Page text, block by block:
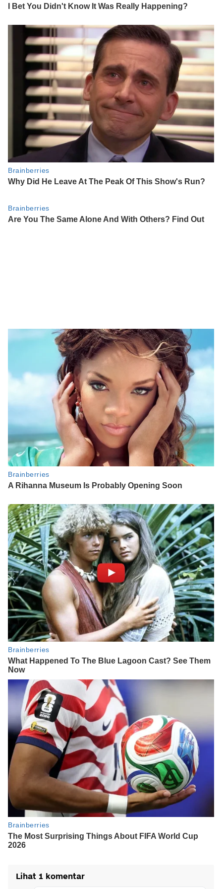
Lihat 1 komentar